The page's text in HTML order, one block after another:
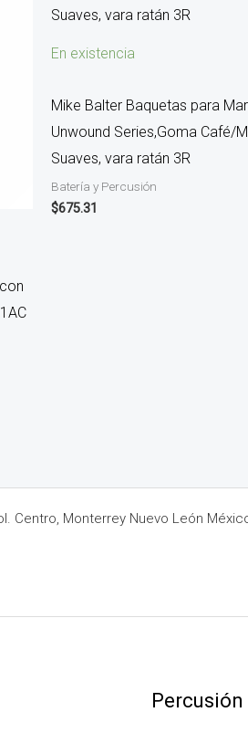
En existencia
Mike Balter Baquetas para
Unwound Series,Goma Café/
Suaves, vara ratán 3R
Batería y Percusión
$675.31
Centro, Monterrey Nuevo León
Percusión